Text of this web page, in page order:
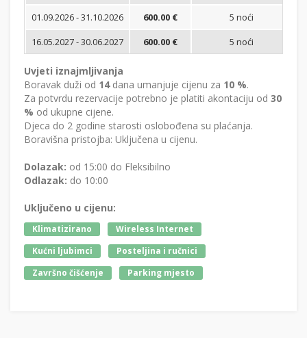
01.09.2026 - 31.10.2026
600.00 € 5 noći
16.05.2027 - 30.06.2027
600.00 € 5 noći
Uvjeti iznajmljivanja
Boravak duži od 14dana umanjuje cijenu za 10 %.
Za potvrdu rezervacije potrebno je platiti akontaciju od 30
% od ukupne cijene.
Djeca do 2 godine starosti oslobođena su plaćanja.
Boravišna pristojba: Uključena u cijenu.
Dolazak: od 15:00 do Fleksibilno
Odlazak: do 10:00
Uključeno u cijenu:
Klimatizirano
Wireless Internet
Kućni ljubimci
Posteljina i ručnici
Završno čišćenje
Parking mjesto